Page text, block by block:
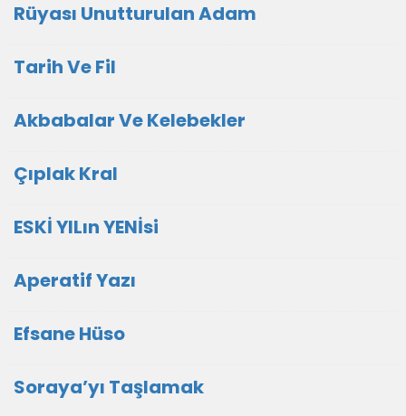
Rüyası Unutturulan Adam
Tarih Ve Fil
Akbabalar Ve Kelebekler
Çıplak Kral
ESKİ YILın YENİsi
Aperatif Yazı
Efsane Hüso
Soraya’yı Taşlamak